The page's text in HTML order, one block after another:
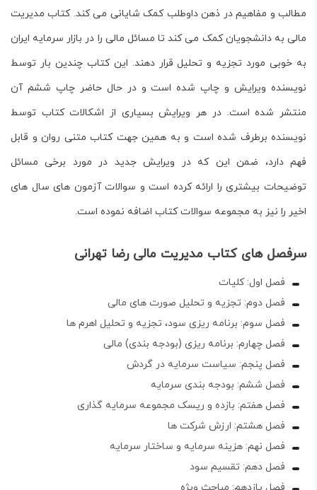
مطالب و مفاهیم در ذهن داوطلب کمک شایانی می کند. کتاب مدیریت
مالی به دانشجویان کمک می کند تا مسائل مالی را در بازار سرمایه ایران
به خوبی مورد تجزیه و تحلیل قرار دهند. این کتاب چندین بار توسط
نویسنده ویرایش و چاپ شده است و در حال حاضر چاپ ششم آن
منتشر شده است. در هر ویرایش بسیاری از اشکالات کتاب توسط
نویسنده برطرف شده است و به همین جهت کتاب متنی روان و قابل
فهم دارد، ضمن این که در ویرایش جدید در مورد برخی مسائل
توضیحات بیشتری را ارائه کرده است و سوالات آزمون های سال های
اخیر را نیز به مجموعه سوالات کتاب اضافه نموده است.
سرفصل های کتاب مدیریت مالی رضا تهرانی
فصل اول: کلیات
فصل دوم: تجزیه و تحلیل صورت های مالی
فصل سوم: برنامه ریزی سود، تجزیه و تحلیل اهرم ها
فصل چهارم: برنامه ریزی (بودجه بندی) مالی
فصل پنجم: سیاست سرمایه در گردش
فصل ششم: بودجه بندی سرمایه
فصل هفتم: بازده و ریسک مجموعه سرمایه گذاری
فصل هشتم: ارزش شرکت ها
فصل نهم: هزینه سرمایه و ساختار سرمایه
فصل دهم: تقسیم سود
فصل یازدهم: مباحث ویژه